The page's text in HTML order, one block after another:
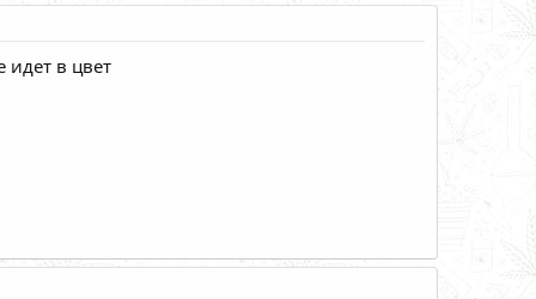
идет в цвет